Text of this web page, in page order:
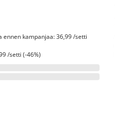
ennen kampanjaa: 36,99 /setti
/setti (-46%)